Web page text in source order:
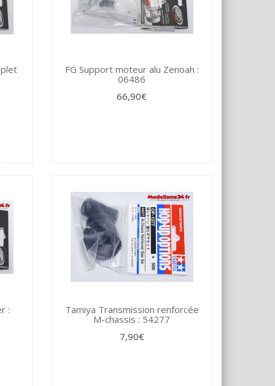
FG Support moteur alu Zenoah :
06486
66,90€
:
Tamiya Transmission renforcée
M-chassis : 54277
7,90€